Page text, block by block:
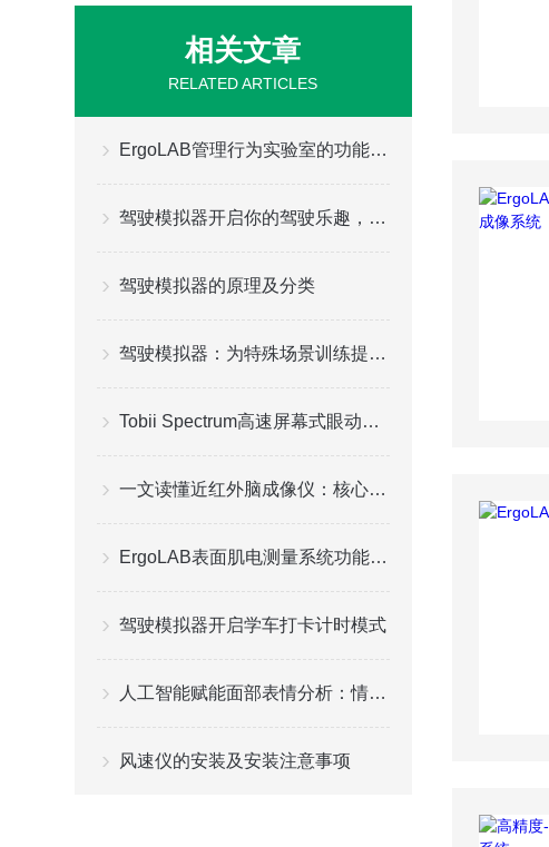
相关文章
RELATED ARTICLES
ErgoLAB管理行为实验室的功能特点
驾驶模拟器开启你的驾驶乐趣，给你更好的游戏体验
驾驶模拟器的原理及分类
驾驶模拟器：为特殊场景训练提供定制化解决方案
Tobii Spectrum高速屏幕式眼动仪的特点
一文读懂近红外脑成像仪：核心技术参数、选购要点与不同场景适配方案指南
ErgoLAB表面肌电测量系统功能特点
驾驶模拟器开启学车打卡计时模式
人工智能赋能面部表情分析：情感识别的新纪元
风速仪的安装及安装注意事项